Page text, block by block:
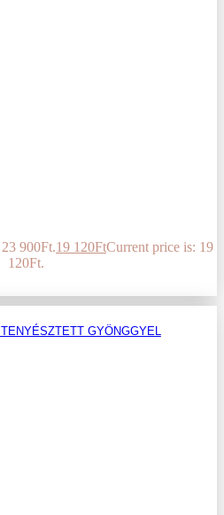
900Ft.19 120FtCurrent price is: 19
120Ft.
GYÖNGGYEL